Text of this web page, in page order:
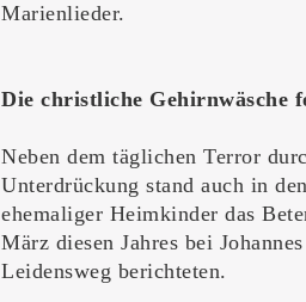
Marienlieder.
Die christliche Gehirnwäsche
Neben dem täglichen Terror
Unterdrückung stand auch in
ehemaliger Heimkinder das
März diesen Jahres bei
Leidensweg berichteten.